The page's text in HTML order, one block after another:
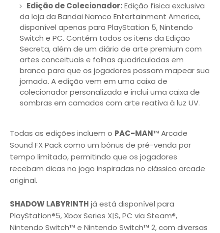
Edição de Colecionador:Edição física exclusiva
da loja da Bandai Namco Entertainment America,
disponível apenas para PlayStation 5, Nintendo
Switch e PC. Contém todos os itens da Edição
Secreta, além de um diário de arte premium com
artes conceituais e folhas quadriculadas em
branco para que os jogadores possam mapear sua
jornada. A edição vem em uma caixa de
colecionador personalizada e inclui uma caixa de
sombras em camadas com arte reativa à luz UV.
Todas as edições incluem o PAC-MAN™ Arcade
Sound FX Pack como um bônus de pré-venda por
tempo limitado, permitindo que os jogadores
recebam dicas no jogo inspiradas no clássico arcade
original.
SHADOW LABYRINTH já está disponível para
PlayStation®5, Xbox Series X|S, PC via Steam®,
Nintendo Switch™ e Nintendo Switch™ 2, com diversas